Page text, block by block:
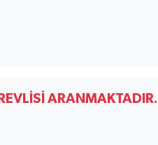
ARANMAKTADIR.